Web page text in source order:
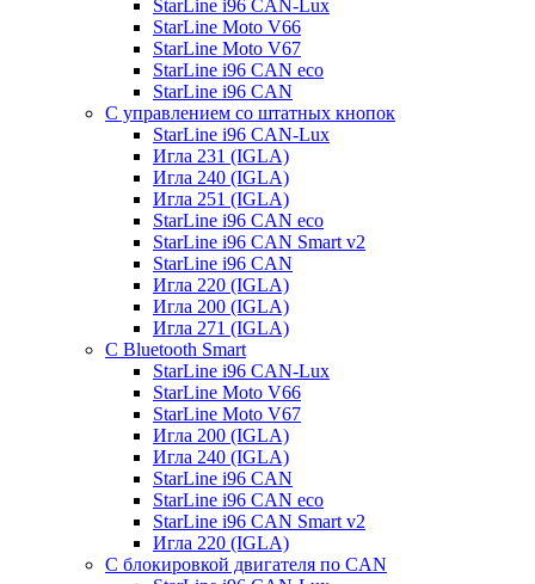
StarLine i96 CAN-Lux
StarLine Moto V66
StarLine Moto V67
StarLine i96 CAN eco
StarLine i96 CAN
С управлением со штатных кнопок
StarLine i96 CAN-Lux
Игла 231 (IGLA)
Игла 240 (IGLA)
Игла 251 (IGLA)
StarLine i96 CAN eco
StarLine i96 CAN Smart v2
StarLine i96 CAN
Игла 220 (IGLA)
Игла 200 (IGLA)
Игла 271 (IGLA)
С Bluetooth Smart
StarLine i96 CAN-Lux
StarLine Moto V66
StarLine Moto V67
Игла 200 (IGLA)
Игла 240 (IGLA)
StarLine i96 CAN
StarLine i96 CAN eco
StarLine i96 CAN Smart v2
Игла 220 (IGLA)
С блокировкой двигателя по CAN